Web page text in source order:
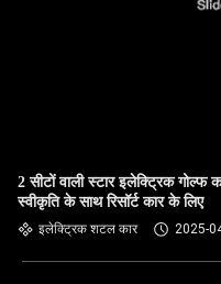
2 सीटों वाली स्टार इलेक्ट्रिक गोल्फ
स्वीकृति के साथ रिसॉर्ट कार के लिए
इलेक्ट्रिक शटल कार 2025-